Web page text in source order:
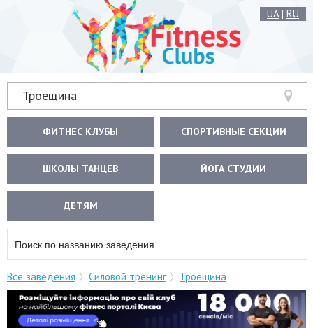
UA| RU
Троещина
ФИТНЕС КЛУБЫ СПОРТИВНЫЕ СЕКЦИИ
ШКОЛЫ ТАНЦЕВ ЙОГА СТУДИИ
ДЕТЯМ
Все заведения Силовой тренинг Троещина